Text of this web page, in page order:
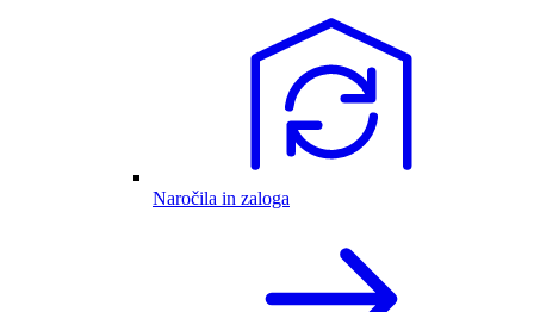
Naročila in zaloga